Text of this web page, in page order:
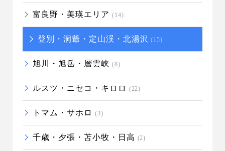
富良野・美瑛エリア (14)
登別・洞爺・定山渓・北湯沢 (15)
旭川・旭岳・層雲峡 (8)
ルスツ・ニセコ・キロロ (22)
トマム・サホロ (3)
千歳・夕張・苫小牧・日高 (2)